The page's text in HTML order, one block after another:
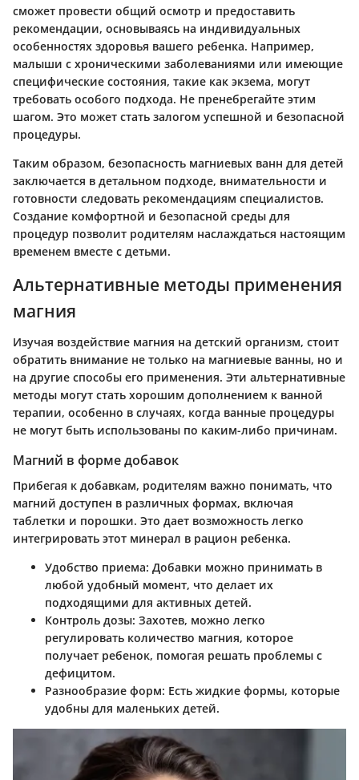
сможет провести общий осмотр и предоставить
рекомендации, основываясь на индивидуальных
особенностях здоровья вашего ребенка. Например,
малыши с хроническими заболеваниями или имеющие
специфические состояния, такие как экзема, могут
требовать особого подхода. Не пренебрегайте этим
шагом. Это может стать залогом успешной и безопасной
процедуры.
Таким образом, безопасность магниевых ванн для детей
заключается в детальном подходе, внимательности и
готовности следовать рекомендациям специалистов.
Создание комфортной и безопасной среды для
процедур позволит родителям наслаждаться настоящим
временем вместе с детьми.
Альтернативные методы применения
магния
Изучая воздействие магния на детский организм, стоит
обратить внимание не только на магниевые ванны, но и
на другие способы его применения. Эти альтернативные
методы могут стать хорошим дополнением к ванной
терапии, особенно в случаях, когда ванные процедуры
не могут быть использованы по каким-либо причинам.
Магний в форме добавок
Прибегая к добавкам, родителям важно понимать, что
магний доступен в различных формах, включая
таблетки и порошки. Это дает возможность легко
интегрировать этот минерал в рацион ребенка.
Удобство приема: Добавки можно принимать в
любой удобный момент, что делает их
подходящими для активных детей.
Контроль дозы: Захотев, можно легко
регулировать количество магния, которое
получает ребенок, помогая решать проблемы с
дефицитом.
Разнообразие форм: Есть жидкие формы, которые
удобны для маленьких детей.